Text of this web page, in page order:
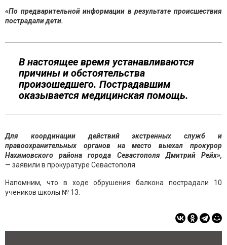
«По предварительной информации в результате происшествия
пострадали дети.
В настоящее время устанавливаются
причины и обстоятельства
произошедшего. Пострадавшим
оказывается медицинская помощь.
Для координации действий экстренных служб и
правоохранительных органов на место выехал прокурор
Нахимовского района города Севастополя Дмитрий Рейх»,
— заявили в прокуратуре Севастополя.
Напомним, что в ходе обрушения балкона пострадали 10
учеников школы № 13.